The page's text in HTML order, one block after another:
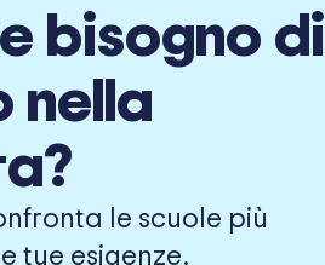
bisogno di
nella
le scuole più
tue esigenze.